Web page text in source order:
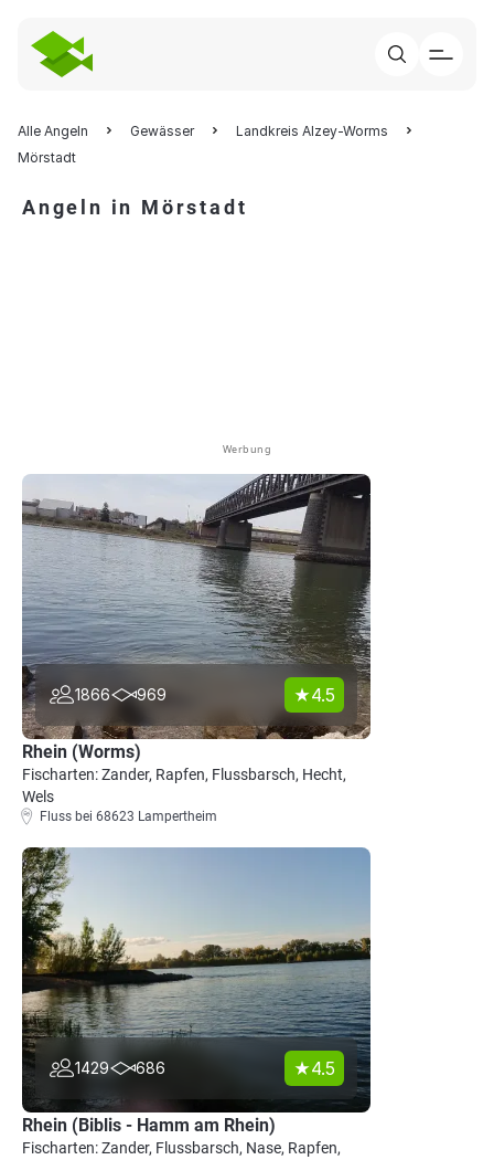
Alle Angeln Gewässer
Landkreis Alzey-Worms
Mörstadt
Angeln in Mörstadt
Werbung
1866 969 4.5
Rhein (Worms)
Fischarten: Zander, Rapfen, Flussbarsch, Hecht,
Wels
Fluss bei 68623 Lampertheim
1429 686 4.5
Rhein (Biblis - Hamm am Rhein)
Fischarten: Zander, Flussbarsch, Nase, Rapfen,